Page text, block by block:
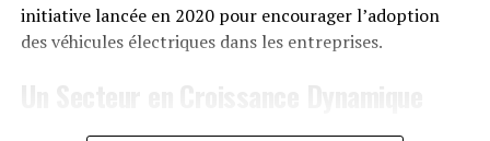
cercle vertueux.
Propre Société de Trading
initiative lancée en 2020 pour encourager l’adoption
des véhicules électriques dans les entreprises.